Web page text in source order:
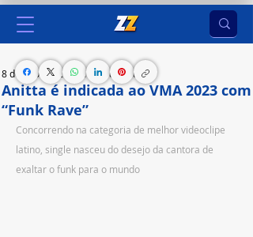
Anitta é indicada ao VMA 2023 com
“Funk Rave”
8 de ago. de 2023 1 min de leitura
Concorrendo na categoria de melhor videoclipe
latino, single nasceu do desejo da cantora de
exaltar o funk para o mundo